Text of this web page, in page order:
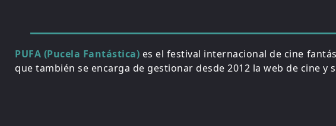
PUFA (Pucela Fantástica) es el festival internacional de cine
que también se encarga de gestionar desde 2012 la web de cine y